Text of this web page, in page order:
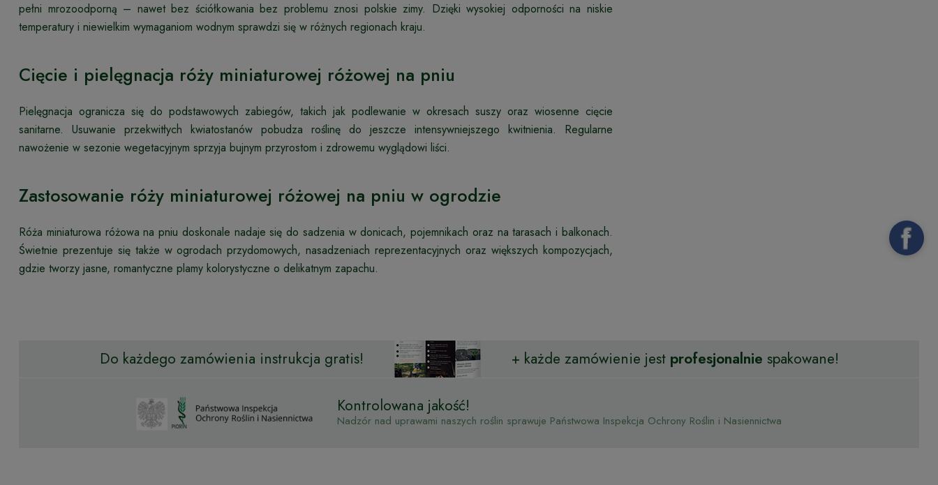
pełni mrozoodporną – nawet bez ściółkowania bez problemu znosi polskie zimy. Dzięki wysokiej odporności na niskie
temperatury i niewielkim wymaganiom wodnym sprawdzi się w różnych regionach kraju.
Cięcie i pielęgnacja róży miniaturowej różowej na pniu
Pielęgnacja ogranicza się do podstawowych zabiegów, takich jak podlewanie w okresach suszy oraz wiosenne cięcie
sanitarne. Usuwanie przekwitłych kwiatostanów pobudza roślinę do jeszcze intensywniejszego kwitnienia. Regularne
nawożenie w sezonie wegetacyjnym sprzyja bujnym przyrostom i zdrowemu wyglądowi liści.
Zastosowanie róży miniaturowej różowej na pniu w ogrodzie
Róża miniaturowa różowa na pniu doskonale nadaje się do sadzenia w donicach, pojemnikach oraz na tarasach i balkonach.
Świetnie prezentuje się także w ogrodach przydomowych, nasadzeniach reprezentacyjnych oraz większych kompozycjach,
gdzie tworzy jasne, romantyczne plamy kolorystyczne o delikatnym zapachu.
Do każdego zamówienia instrukcja gratis! + każde zamówienie jest profesjonalnie spakowane!
Kontrolowana jakość!
Nadzór nad uprawami naszych roślin sprawuje Państwowa Inspekcja Ochrony Roślin i Nasiennictwa